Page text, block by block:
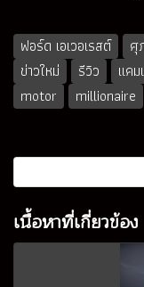
ฟอร์ด เอเวอเรสต์ ศุ
ข่าวใหม่
รีวิว แค
motor
millionaire
เนื้อหาที่เกี่ยวข้อง